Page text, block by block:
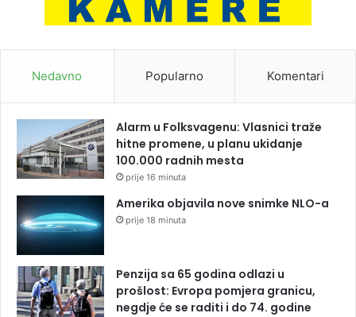
Nedavno Popularno Komentari
Alarm u Folksvagenu: Vlasnici traže
hitne promene, u planu ukidanje
100.000 radnih mesta
prije 16 minuta
Amerika objavila nove snimke NLO-a
prije 18 minuta
Penzija sa 65 godina odlazi u
prošlost: Evropa pomjera granicu,
negdje će se raditi i do 74. godine